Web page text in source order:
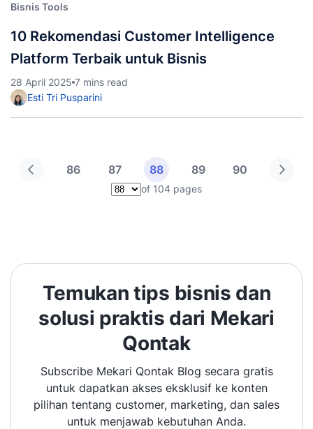
Bisnis Tools
10 Rekomendasi Customer Intelligence
Platform Terbaik untuk Bisnis
28 April 2025 7 mins read
Esti Tri Pusparini
86 87 88 89
90
Pilih halaman
of 104 pages
Temukan tips bisnis dan
solusi praktis dari Mekari
Qontak
Subscribe Mekari Qontak Blog secara gratis
untuk dapatkan akses eksklusif ke konten
pilihan tentang customer, marketing, dan sales
untuk menjawab kebutuhan Anda.